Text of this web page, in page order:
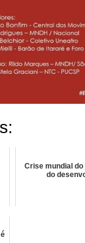
Crise mundial
do